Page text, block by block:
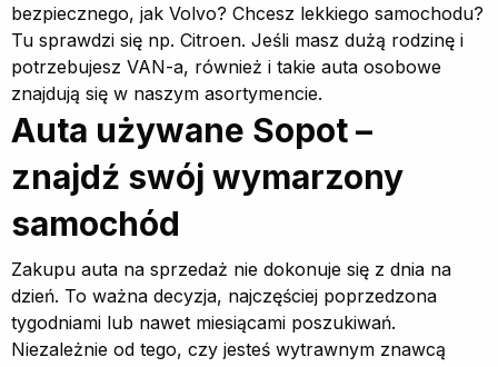
bezpiecznego, jak Volvo? Chcesz lekkiego samochodu?
Tu sprawdzi się np. Citroen. Jeśli masz dużą rodzinę i
potrzebujesz VAN-a, również i takie auta osobowe
znajdują się w naszym asortymencie.
Auta używane Sopot –
znajdź swój wymarzony
samochód
Zakupu auta na sprzedaż nie dokonuje się z dnia na
dzień. To ważna decyzja, najczęściej poprzedzona
tygodniami lub nawet miesiącami poszukiwań.
Niezależnie od tego, czy jesteś wytrawnym znawcą